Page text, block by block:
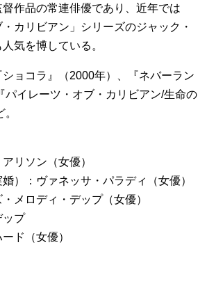
作品の常連俳優であり、近年では
・カリビアン」シリーズのジャック・
気を博している。
ョコラ』（2000年）、『ネバーラン
パイレーツ・オブ・カリビアン/生命の
リソン（女優）
）：ヴァネッサ・パラディ（女優）
メロディ・デップ（女優）
ップ
ド（女優）